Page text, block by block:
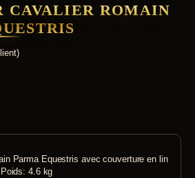
CAVALIER ROMAIN
Parma Equestris avec couverture en lin
4.6 kg